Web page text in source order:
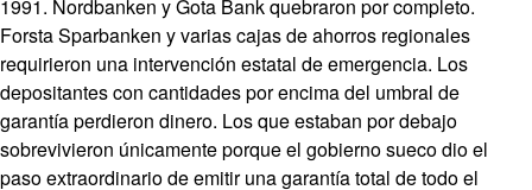
1991. Nordbanken y Gota Bank quebraron por completo.
Forsta Sparbanken y varias cajas de ahorros regionales
requirieron una intervención estatal de emergencia. Los
depositantes con cantidades por encima del umbral de
garantía perdieron dinero. Los que estaban por debajo
sobrevivieron únicamente porque el gobierno sueco dio el
paso extraordinario de emitir una garantía total de todo el